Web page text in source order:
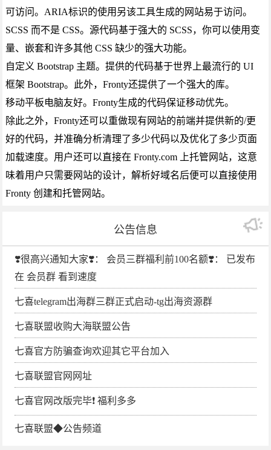
可访问。ARIA标识的使用另该工具生成的网站易于访问。
SCSS 而不是 CSS。源代码基于强大的 SCSS，你可以使用变
量、嵌套和许多其他 CSS 缺少的强大功能。
自定义 Bootstrap 主题。提供的代码基于世界上最流行的 UI
框架 Bootstrap。此外，Fronty还提供了一个强大的库。
移动平板电脑友好。Fronty生成的代码保证移动优先。
除此之外，Fronty还可以重做现有网站的前端并提供新的/更
好的代码，并准确分析清理了多少代码以及优化了多少页面
加载速度。用户还可以直接在 Fronty.com 上托管网站，这意
味着用户只需要网站的设计，解析好域名后便可以直接使用
Fronty 创建和托管网站。
公告信息
❣️很高兴通知大家❣️： 会员三群福利前100名额❣️： 已发布
在 会员群 看到速度
七喜telegram出海群三群正式启动-tg出海资源群
七喜联盟收购大海联盟公告
七喜官方防骗查询欢迎其它平台加入
七喜联盟官网网址
七喜官网改版完毕❗️ 福利多多
七喜联盟◆公告频道